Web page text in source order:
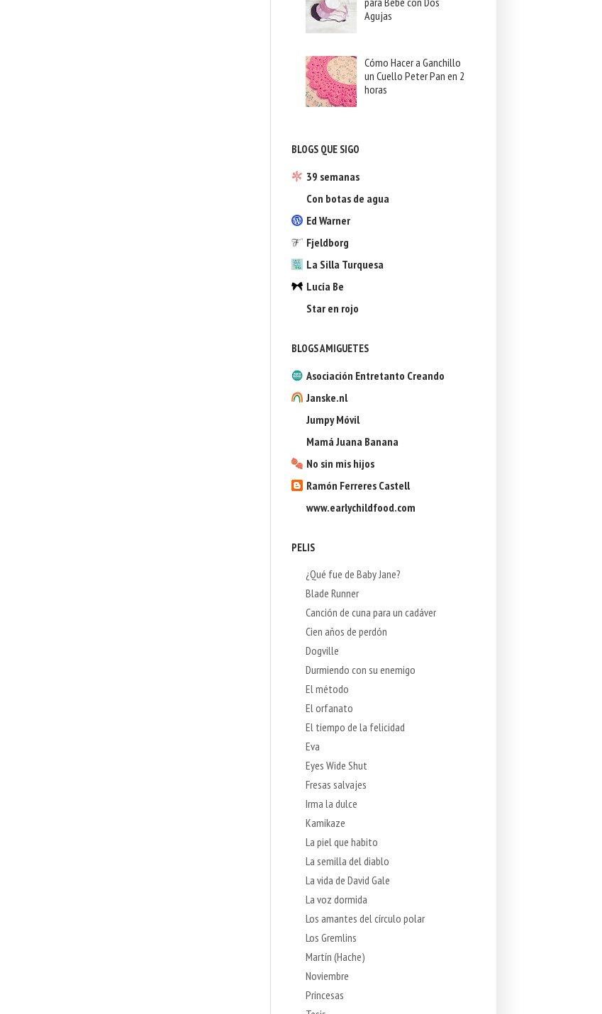
Agujas
Cómo Hacer a Ganchillo
un Cuello Peter Pan en 2
horas
BLOGS QUE SIGO
39 semanas
Con botas de agua
Ed Warner
Fjeldborg
La Silla Turquesa
Lucía Be
Star en rojo
BLOGS AMIGUETES
Asociación Entretanto Creando
Janske.nl
Jumpy Móvil
Mamá Juana Banana
No sin mis hijos
Ramón Ferreres Castell
www.earlychildfood.com
PELIS
¿Qué fue de Baby Jane?
Blade Runner
Canción de cuna para un cadáver
Cien años de perdón
Dogville
Durmiendo con su enemigo
El método
El orfanato
El tiempo de la felicidad
Eva
Eyes Wide Shut
Fresas salvajes
Irma la dulce
Kamikaze
La piel que habito
La semilla del diablo
La vida de David Gale
La voz dormida
Los amantes del círculo polar
Los Gremlins
Martín (Hache)
Noviembre
Princesas